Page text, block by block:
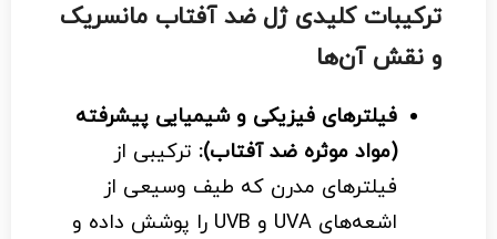
ترکیبات کلیدی ژل ضد آفتاب مانسریک
و نقش آن‌ها
فیلترهای فیزیکی و شیمیایی پیشرفته
(مواد موثره ضد آفتاب): ترکیبی از
فیلترهای مدرن که طیف وسیعی از
اشعه‌های UVA و UVB را پوشش داده و